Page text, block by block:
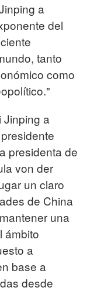
a
del
tanto
como
Jinping a
presidenta de
von der
un claro
de China
una
ámbito
a
base a
desde